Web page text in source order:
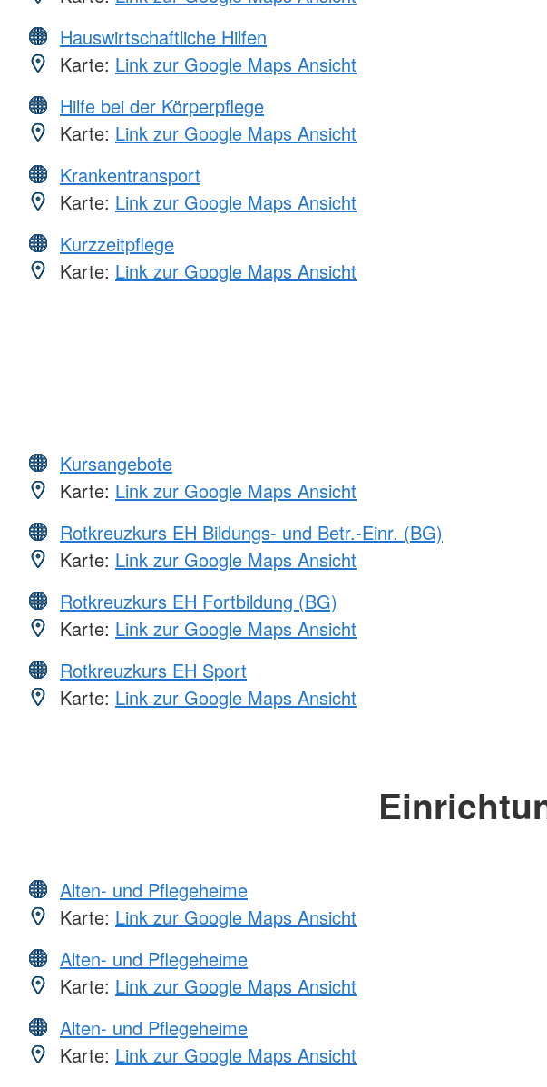
Hauswirtschaftliche Hilfen
Karte: Link zur Google Maps Ansicht
Hilfe bei der Körperpflege
Karte: Link zur Google Maps Ansicht
Krankentransport
Karte: Link zur Google Maps Ansicht
Kurzzeitpflege
Karte: Link zur Google Maps Ansicht
Kursangebote
Karte: Link zur Google Maps Ansicht
Rotkreuzkurs EH Bildungs- und Betr.-Einr. (BG)
Karte: Link zur Google Maps Ansicht
Rotkreuzkurs EH Fortbildung (BG)
Karte: Link zur Google Maps Ansicht
Rotkreuzkurs EH Sport
Karte: Link zur Google Maps Ansicht
Alten- und Pflegeheime
Karte: Link zur Google Maps Ansicht
Alten- und Pflegeheime
Karte: Link zur Google Maps Ansicht
Alten- und Pflegeheime
Karte: Link zur Google Maps Ansicht